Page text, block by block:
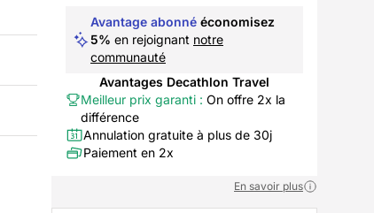
Avantage abonné économisez
5% en rejoignant notre
communauté
Avantages Decathlon Travel
Meilleur prix garanti : On offre 2x la
différence
Annulation gratuite à plus de 30j
Paiement en 2x
En savoir plus